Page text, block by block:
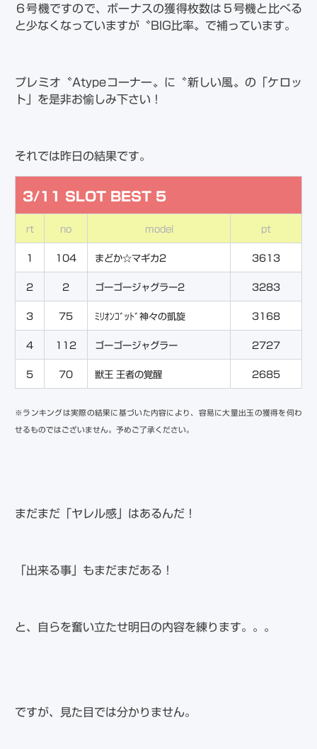
６号機ですので、ボーナスの獲得枚数は５号機と比べる
と少なくなっていますが〝BIG比率〟で補っています。
プレミオ〝Atypeコーナー〟に〝新しい風〟の「ケロッ
ト」を是非お愉しみ下さい！
それでは昨日の結果です。
3/11 SLOT BEST 5
rt no model pt
1 104 まどか☆マギカ2 3613
2 2 ゴーゴージャグラー2 3283
3 75 ﾐﾘｵﾝｺﾞｯﾄﾞ神々の凱旋 3168
4 112 ゴーゴージャグラー 2727
5 70 獣王 王者の覚醒 2685
※ランキングは実際の結果に基づいた内容により、容易に大量出玉の獲得を伺わ
せるものではございません。予めご了承ください。
まだまだ「ヤレル感」はあるんだ！
「出来る事」もまだまだある！
と、自らを奮い立たせ明日の内容を練ります。。。
ですが、見た目では分かりません。